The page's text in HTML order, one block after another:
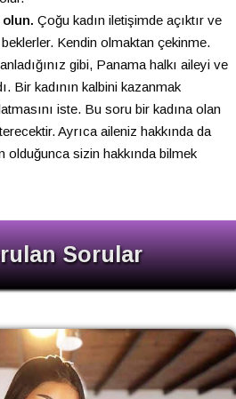
Çoğu kadın iletişimde açıktır ve
Kendin olmaktan çekinme.
gibi, Panama halkı aileyi ve
Bir kadının kalbini kazanmak
iste. Bu soru bir kadına olan
Ayrıca aileniz hakkında da
olduğunca sizin hakkında bilmek
Sorular